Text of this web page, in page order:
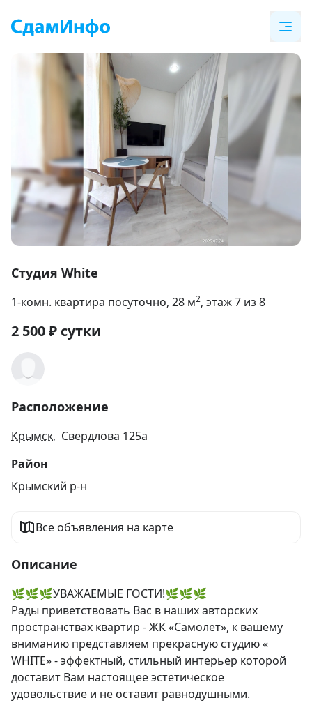
1
14
Студия White
1-комн. квартира посуточно, 28 м2, этаж 7 из 8
2 500₽ сутки
Расположение
Крымск, Свердлова 125а
Район
Крымский р-н
Все объявления на карте
Описание
🌿🌿🌿УВАЖАЕМЫЕ ГОСТИ!🌿🌿🌿
Рады приветствовать Вас в наших авторских
пространствах квартир - ЖК «Самолет», к вашему
вниманию представляем прекрасную студию «
WHITE» - эффектный, стильный интерьер которой
доставит Вам настоящее эстетическое
удовольствие и не оставит равнодушными.